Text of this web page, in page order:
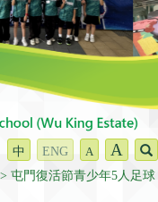
中 ENG A A
屯門復活節青少年5人足球